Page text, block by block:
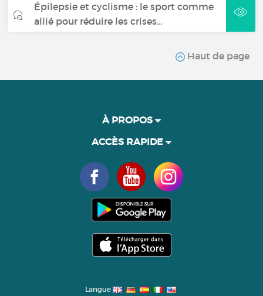
Épilepsie et cyclisme : le sport comme
allié pour réduire les crises…
Haut de page
À PROPOS
ACCÈS RAPIDE
Langue